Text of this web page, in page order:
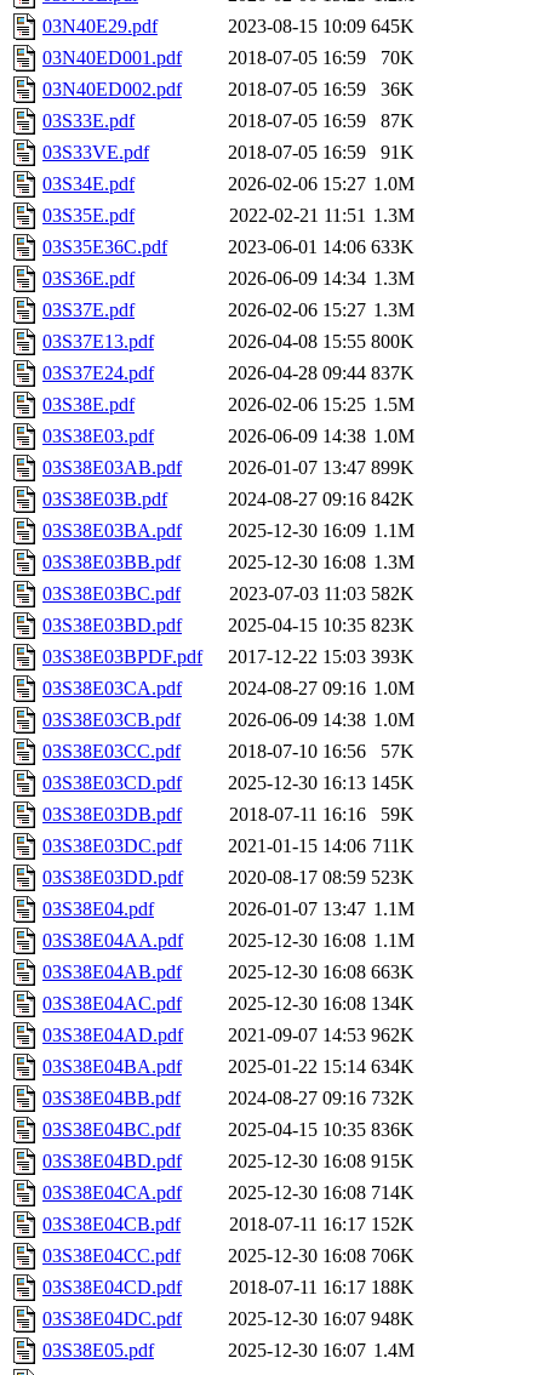
03N40E29.pdf
2023-08-15 10:09 645K
03N40ED001.pdf
2018-07-05 16:59
70K
03N40ED002.pdf
2018-07-05 16:59
36K
03S33E.pdf
2018-07-05 16:59
87K
03S33VE.pdf
2018-07-05 16:59
91K
03S34E.pdf
2026-02-06 15:27 1.0M
03S35E.pdf
2022-02-21 11:51 1.3M
03S35E36C.pdf
2023-06-01 14:06 633K
03S36E.pdf
2026-06-09 14:34 1.3M
03S37E.pdf
2026-02-06 15:27 1.3M
03S37E13.pdf
2026-04-08 15:55 800K
03S37E24.pdf
2026-04-28 09:44 837K
03S38E.pdf
2026-02-06 15:25 1.5M
03S38E03.pdf
2026-06-09 14:38 1.0M
03S38E03AB.pdf
2026-01-07 13:47 899K
03S38E03B.pdf
2024-08-27 09:16 842K
03S38E03BA.pdf
2025-12-30 16:09 1.1M
03S38E03BB.pdf
2025-12-30 16:08 1.3M
03S38E03BC.pdf
2023-07-03 11:03 582K
03S38E03BD.pdf
2025-04-15 10:35 823K
03S38E03BPDF.pdf
2017-12-22 15:03 393K
03S38E03CA.pdf
2024-08-27 09:16 1.0M
03S38E03CB.pdf
2026-06-09 14:38 1.0M
03S38E03CC.pdf
2018-07-10 16:56
57K
03S38E03CD.pdf
2025-12-30 16:13 145K
03S38E03DB.pdf
2018-07-11 16:16
59K
03S38E03DC.pdf
2021-01-15 14:06 711K
03S38E03DD.pdf
2020-08-17 08:59 523K
03S38E04.pdf
2026-01-07 13:47 1.1M
03S38E04AA.pdf
2025-12-30 16:08 1.1M
03S38E04AB.pdf
2025-12-30 16:08 663K
03S38E04AC.pdf
2025-12-30 16:08 134K
03S38E04AD.pdf
2021-09-07 14:53 962K
03S38E04BA.pdf
2025-01-22 15:14 634K
03S38E04BB.pdf
2024-08-27 09:16 732K
03S38E04BC.pdf
2025-04-15 10:35 836K
03S38E04BD.pdf
2025-12-30 16:08 915K
03S38E04CA.pdf
2025-12-30 16:08 714K
03S38E04CB.pdf
2018-07-11 16:17 152K
03S38E04CC.pdf
2025-12-30 16:08 706K
03S38E04CD.pdf
2018-07-11 16:17 188K
03S38E04DC.pdf
2025-12-30 16:07 948K
03S38E05.pdf
2025-12-30 16:07 1.4M